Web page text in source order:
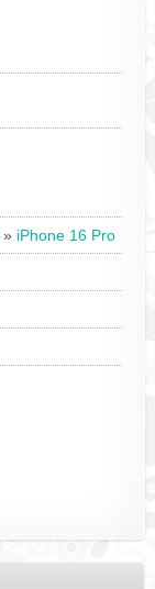
» iPhone 16 Pro